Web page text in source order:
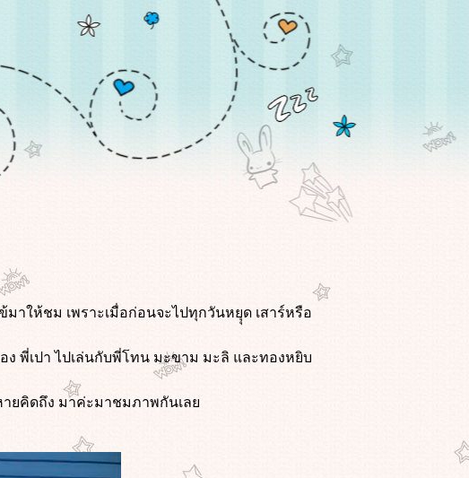
าให้ชม เพราะเมื่อก่อนจะไปทุกวันหยุุด เสาร์หรือ
พี่เปา ไปเล่นกับพี่โทน มะขาม มะลิ และทองหยิบ
ายคิดถึง มาค่ะมาชมภาพกันเล